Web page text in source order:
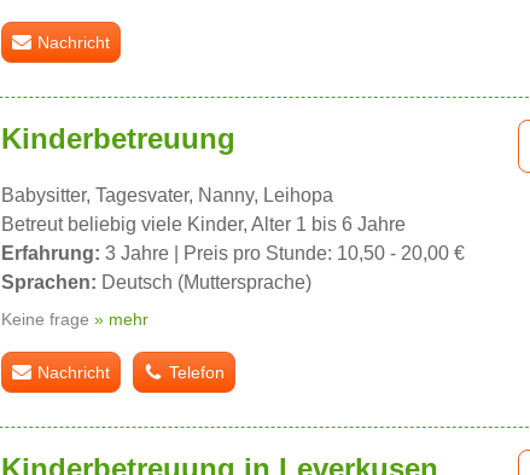
Nachricht
Kinderbetreuung
Babysitter, Tagesvater, Nanny, Leihopa
Betreut beliebig viele Kinder, Alter 1 bis 6 Jahre
Erfahrung: 3 Jahre | Preis pro Stunde: 10,50 - 20,00 €
Sprachen: Deutsch (Muttersprache)
Keine frage » mehr
Nachricht Telefon
Kinderbetreuung in Leverkusen